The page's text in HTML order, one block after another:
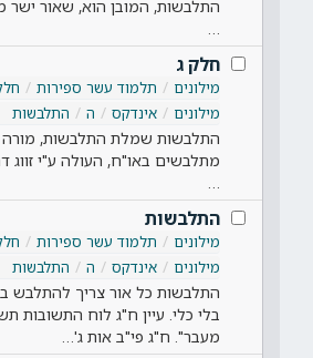
התלבשות, המובן הוא, שאור ישר
חלק ג
מילונים תלמוד עשר ספירות
מילונים
אינדקס ה התלבשות
התלבשות שמלת התלבשות, מורה
מתלבשים באו"ח, העולה ע"י זווג
התלבשות
מילונים תלמוד עשר ספירות
מילונים
אינדקס ה התלבשות
התלבשות כל אור צריך להתלבש
בלי כלי. עיין ח"ג לוח התשובות
מעבר". ח"ג פי"ב אות ג'…